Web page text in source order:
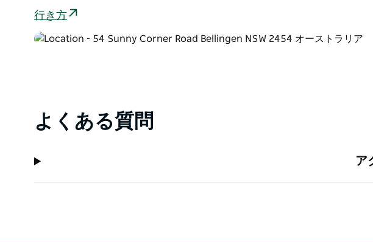
す。
ベリンゲンの町の中心部から車でわずか 5 分ですが、この安息の地はまった
行き方
よくある質問
ア